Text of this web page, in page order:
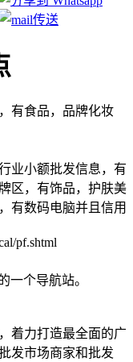
有食品，品牌化妆
业小额批发信息，有
区，有饰品，护肤美
有数码电脑并且信用
pf.shtml
一个导航站。
着力打造最全面的广
发市场商家和批发